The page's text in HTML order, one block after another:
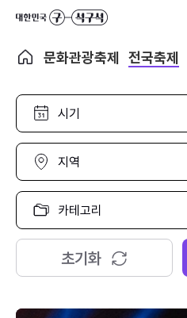
문화관광축제 전국축제
시
선
택
지
선
택
카
고
리
택
초기화